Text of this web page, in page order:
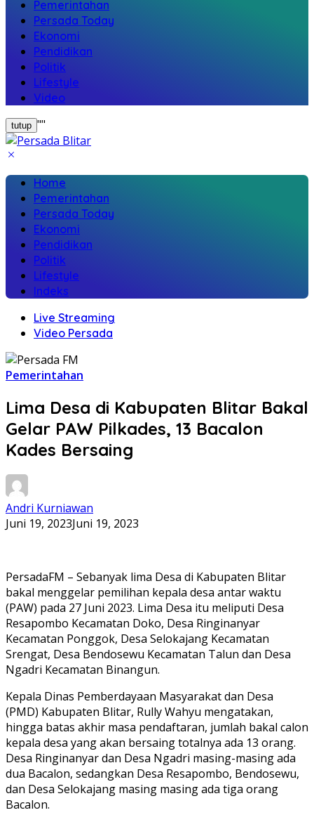
Pemerintahan
Persada Today
Ekonomi
Pendidikan
Politik
Lifestyle
Video
tutup ""
Home
Pemerintahan
Persada Today
Ekonomi
Pendidikan
Politik
Lifestyle
Indeks
Live Streaming
Video Persada
Pemerintahan
Lima Desa di Kabupaten Blitar Bakal
Gelar PAW Pilkades, 13 Bacalon
Kades Bersaing
Andri Kurniawan
Juni 19, 2023Juni 19, 2023
PersadaFM – Sebanyak lima Desa di Kabupaten Blitar
bakal menggelar pemilihan kepala desa antar waktu
(PAW) pada 27 Juni 2023. Lima Desa itu meliputi Desa
Resapombo Kecamatan Doko, Desa Ringinanyar
Kecamatan Ponggok, Desa Selokajang Kecamatan
Srengat, Desa Bendosewu Kecamatan Talun dan Desa
Ngadri Kecamatan Binangun.
Kepala Dinas Pemberdayaan Masyarakat dan Desa
(PMD) Kabupaten Blitar, Rully Wahyu mengatakan,
hingga batas akhir masa pendaftaran, jumlah bakal calon
kepala desa yang akan bersaing totalnya ada 13 orang.
Desa Ringinanyar dan Desa Ngadri masing-masing ada
dua Bacalon, sedangkan Desa Resapombo, Bendosewu,
dan Desa Selokajang masing masing ada tiga orang
Bacalon.